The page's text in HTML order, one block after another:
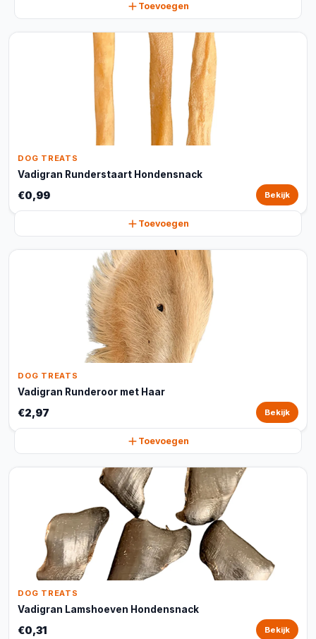
Toevoegen
DOG TREATS
Vadigran Runderstaart Hondensnack
€0,99 Bekijk
Toevoegen
DOG TREATS
Vadigran Runderoor met Haar
€2,97 Bekijk
Toevoegen
DOG TREATS
Vadigran Lamshoeven Hondensnack
€0,31 Bekijk